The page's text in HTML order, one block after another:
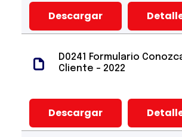
Descargar
D0241 Formulario
Cliente - 2022
Descargar